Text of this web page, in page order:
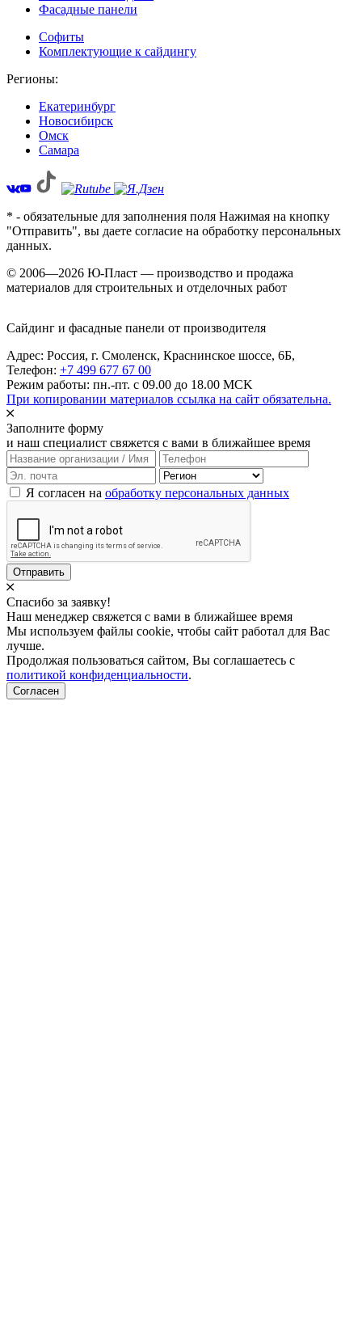
Фасадные панели
Софиты
Комплектующие к сайдингу
Регионы:
Екатеринбург
Новосибирск
Омск
Самара
* - обязательные для заполнения поля Нажимая на кнопку
"Отправить", вы даете согласие на обработку персональных
данных.
© 2006—2026 Ю-Пласт — производство и продажа
материалов для строительных и отделочных работ
Сайдинг и фасадные панели от производителя
Адрес: Россия, г. Смоленск, Краснинское шоссе, 6Б,
Телефон: +7 499 677 67 00
Режим работы: пн.-пт. с 09.00 до 18.00 MCK
При копировании материалов ссылка на сайт обязательна.
Заполните форму
и наш специалист свяжется с вами в ближайшее время
Я согласен на обработку персональных данных
Отправить
Спасибо за заявку!
Наш менеджер свяжется с вами в ближайшее время
Мы используем файлы cookie, чтобы сайт работал для Вас
лучше.
Продолжая пользоваться сайтом, Вы соглашаетесь с
политикой конфиденциальности.
Согласен